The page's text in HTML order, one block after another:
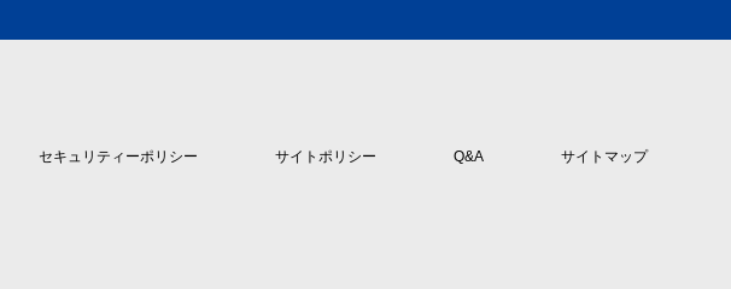
セキュリティーポリシー サイトポリシー Q&A サイトマップ